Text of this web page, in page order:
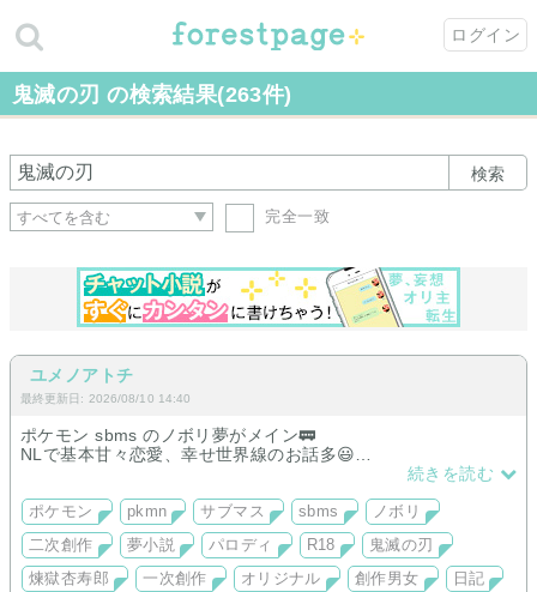
ログイン
鬼滅の刃 の検索結果(263件)
検索
完全一致
ユメノアトチ
最終更新日: 2026/08/10 14:40
ポケモン sbms のノボリ夢がメイン🚃
NLで基本甘々恋愛、幸せ世界線のお話多😃
日記はアホな事しか書いてない🤣
一次創作は創作男女。
続きを読む
ポケモン pkmn サブマス sbms
ノボリ
二次創作
夢小説 パロディ R18
鬼滅の刃
煉獄杏寿郎
一次創作 オリジナル 創作男女 日記